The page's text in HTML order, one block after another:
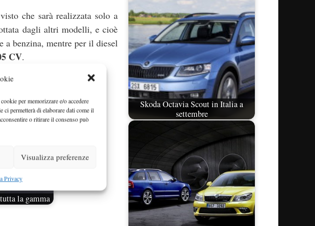
per memorizzare e/o accedere
permetterà di elaborare dati come il
o ritirare il consenso può
Visualizza preferenze
Privacy
che sarà realizzata solo a
dagli altri modelli, e cioè
a benzina, mentre per il diesel
CV.
la gamma
Skoda Octavia Scout in Italia a
settembre